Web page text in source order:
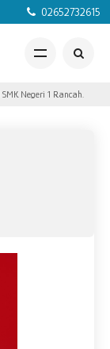
02652732615
Negeri 1 Rancah.